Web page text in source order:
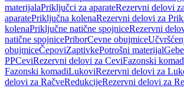
materijalaPriključci za aparateRezervni delovi
aparatePriključna kolenaRezervni delovi za
kolenaPriključne natične spojniceRezervni
natične spojnicePriborCevne obujmice
obujmiceČepoviZaptivkePotrošni materijal
PPCeviRezervni delovi za CeviFazonski
Fazonski komadiLukoviRezervni delovi za
delovi za RačveRedukcijeRezervni delovi za